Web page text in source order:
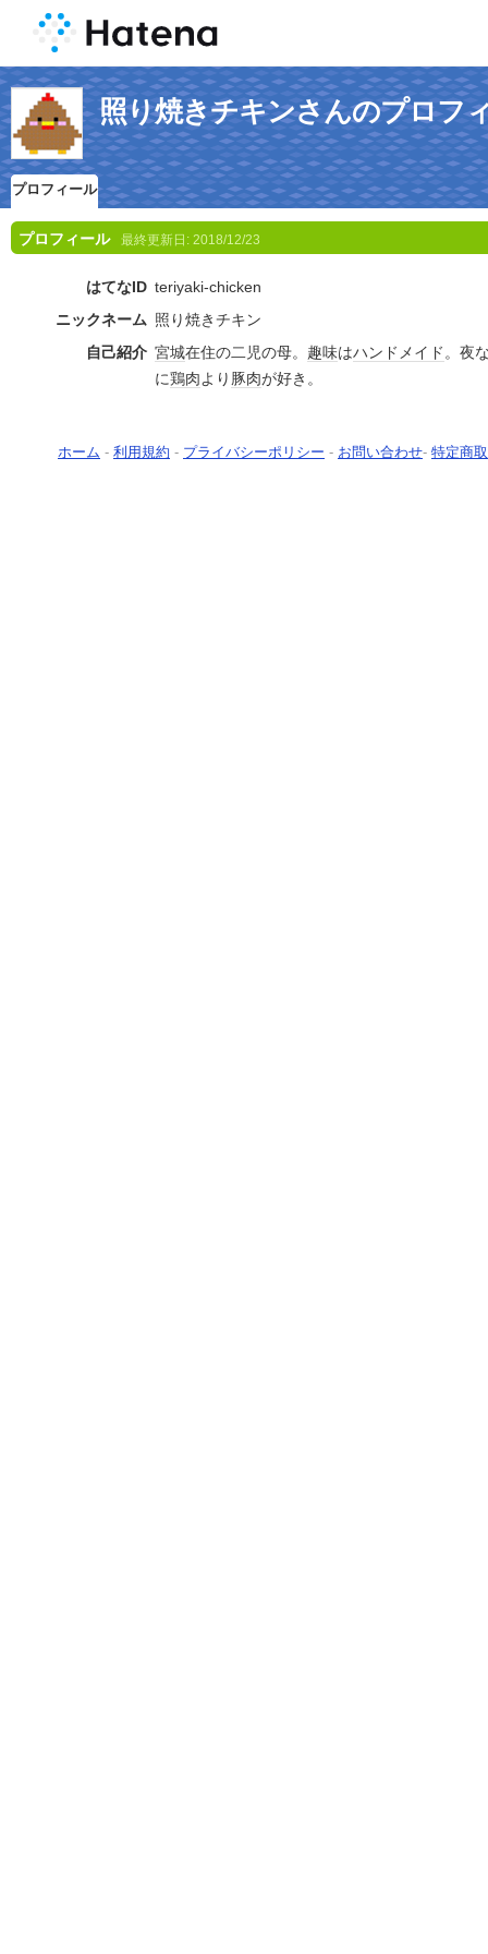
照り焼きチキンさんのプロフ
プロフィール
プロフィール 最終更新日: 2018/12/23
はてなID teriyaki-chicken
ニックネーム 照り焼きチキン
自己紹介 宮城在住の二児の母。 趣味はハンドメイド。夜
に鶏肉より 豚肉が好き。
ホーム - 利用規約 - プライバシーポリシー - お問い合わせ- 特定商